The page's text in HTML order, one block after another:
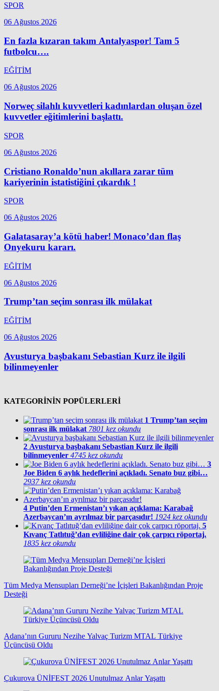
SPOR
06 Ağustos 2026
En fazla kızaran takım Antalyaspor! Tam 5
futbolcu….
EĞİTİM
06 Ağustos 2026
Norweç silahlı kuvvetleri kadınlardan oluşan özel
kuvvetler eğitimlerini başlattı.
SPOR
06 Ağustos 2026
Cristiano Ronaldo’nun akıllara zarar tüm
kariyerinin istatistiğini çıkardık !
SPOR
06 Ağustos 2026
Galatasaray’a kötü haber! Monaco’dan flaş
Onyekuru kararı.
EĞİTİM
06 Ağustos 2026
Trump’tan seçim sonrası ilk mülakat
EĞİTİM
06 Ağustos 2026
Avusturya başbakanı Sebastian Kurz ile ilgili
bilinmeyenler
KATEGORİNİN POPÜLERLERİ
1 Trump’tan seçim
sonrası ilk mülakat 7801 kez okundu
2 Avusturya başbakanı Sebastian Kurz ile ilgili
bilinmeyenler 4745 kez okundu
3
Joe Biden 6 aylık hedeflerini açıkladı. Senato buz gibi…
2937 kez okundu
4 Putin’den Ermenistan’ı yıkan açıklama: Karabağ
Azerbaycan’ın ayrılmaz bir parçasıdır! 1924 kez okundu
5
Kıvanç Tatlıtuğ’dan evliliğine dair çok çarpıcı röportaj.
1835 kez okundu
Tüm Medya Mensupları Derneği’ne İçişleri Bakanlığından Proje
Desteği
Adana’nın Gururu Nezihe Yalvaç Turizm MTAL Türkiye
Üçüncüsü Oldu
Çukurova ÜNİFEST 2026 Unutulmaz Anlar Yaşattı